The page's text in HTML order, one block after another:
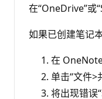
在“OneDrive”或
如果已创建笔记
在
单击“文件>
将出现错误